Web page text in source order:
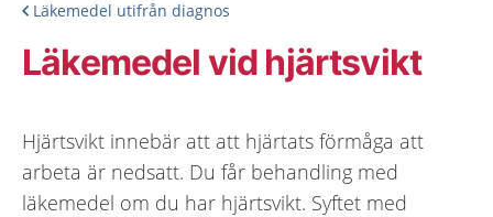
Läkemedel utifrån diagnos
Läkemedel vid hjärtsvikt
Hjärtsvikt innebär att att hjärtats förmåga att
arbeta är nedsatt. Du får behandling med
läkemedel om du har hjärtsvikt. Syftet med